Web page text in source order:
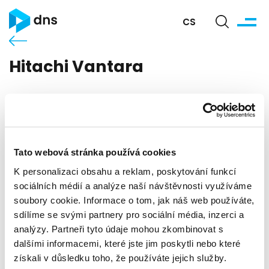
Tato webová stránka používá cookies
K personalizaci obsahu a reklam, poskytování funkcí
sociálních médií a analýze naší návštěvnosti využíváme
soubory cookie. Informace o tom, jak náš web používáte,
sdílíme se svými partnery pro sociální média, inzerci a
analýzy. Partneři tyto údaje mohou zkombinovat s
dalšími informacemi, které jste jim poskytli nebo které
získali v důsledku toho, že používáte jejich služby.
CS
Hitachi Vantara
Hitachi Vantara patří mezi předního světového
výrobce v oblasti informačních a komunikačních
řešení, která zahrnují produkty od serverů, diskových